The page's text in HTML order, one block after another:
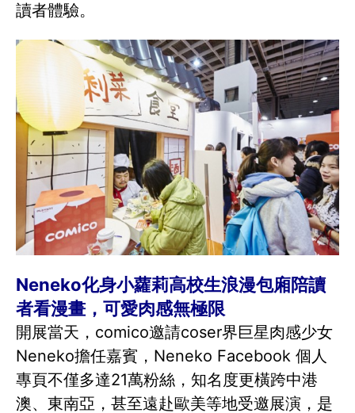
讀者體驗。
Neneko化身小蘿莉高校生浪漫包廂陪讀
者看漫畫，可愛肉感無極限
開展當天，comico邀請coser界巨星肉感少女
Neneko擔任嘉賓，Neneko Facebook 個人
專頁不僅多達21萬粉絲，知名度更橫跨中港
澳、東南亞，甚至遠赴歐美等地受邀展演，是